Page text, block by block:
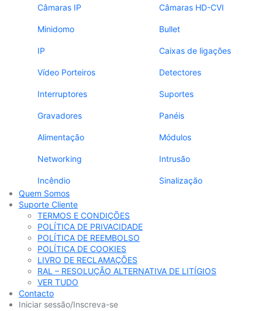
Câmaras IP Câmaras HD-CVI
Minidomo Bullet
IP Caixas de ligações
Vídeo Porteiros Detectores
Interruptores Suportes
Gravadores Panéis
Alimentação Módulos
Networking Intrusão
Incêndio
Sinalização
Quem Somos
Suporte Cliente
TERMOS E CONDIÇÕES
POLÍTICA DE PRIVACIDADE
POLÍTICA DE REEMBOLSO
POLÍTICA DE COOKIES
LIVRO DE RECLAMAÇÕES
RAL – RESOLUÇÃO ALTERNATIVA DE LITÍGIOS
VER TUDO
Contacto
Iniciar sessão/Inscreva-se